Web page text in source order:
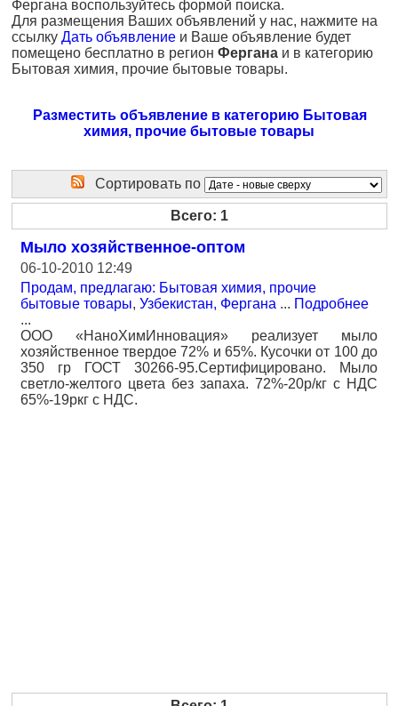
Фергана воспользуйтесь формой поиска.
Для размещения Ваших объявлений у нас, нажмите на
ссылку Дать объявление и Ваше объявление будет
помещено бесплатно в регион Фергана и в категорию
Бытовая химия, прочие бытовые товары.
Разместить объявление в категорию Бытовая
химия, прочие бытовые товары
Сортировать по
Всего: 1
Мыло хозяйственное-оптом
06-10-2010 12:49
Продам, предлагаю: Бытовая химия, прочие
бытовые товары, Узбекистан, Фергана ... Подробнее
...
ООО «НаноХимИнновация» реализует мыло
хозяйственное твердое 72% и 65%. Кусочки от 100 до
350 гр ГОСТ 30266-95.Сертифицировано. Мыло
светло-желтого цвета без запаха. 72%-20р/кг с НДС
65%-19ркг с НДС.